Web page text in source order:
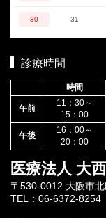
30 31
診療時間
時間
午前
11：30～
15：00
午後
16：00～
20：00
医療法人 大
〒530-0012 大阪市
TEL：06-6372-8254